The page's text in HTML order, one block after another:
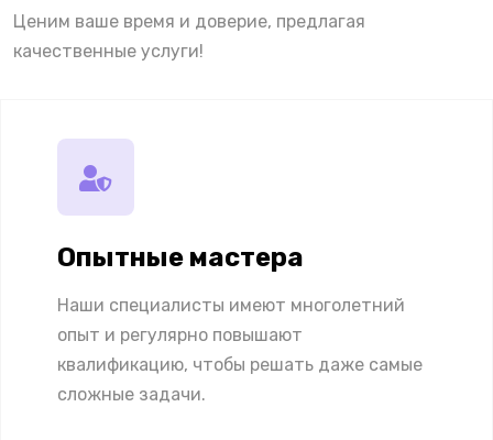
Ценим ваше время и доверие, предлагая
качественные услуги!
Опытные мастера
Наши специалисты имеют многолетний
опыт и регулярно повышают
квалификацию, чтобы решать даже самые
сложные задачи.